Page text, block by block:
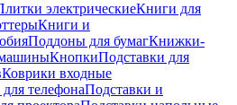
электрическиеКниги для
Книги и
Поддоны для бумагКнижки-
КнопкиПодставки для
Коврики входные
телефонаПодставки и